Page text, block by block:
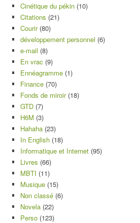
Cinétique du pékin (10)
Citations (21)
Courir(80)
développement personnel (6)
e-mail (8)
En vrac (9)
Ennéagramme (1)
Finance (70)
Fonds de miroir(18)
GTD (7)
H6M (3)
Hahaha (23)
In English (18)
Informatique et Internet (95)
Livres (66)
MBTI (11)
Musique (15)
Non classé (6)
Novela (22)
Perso (123)